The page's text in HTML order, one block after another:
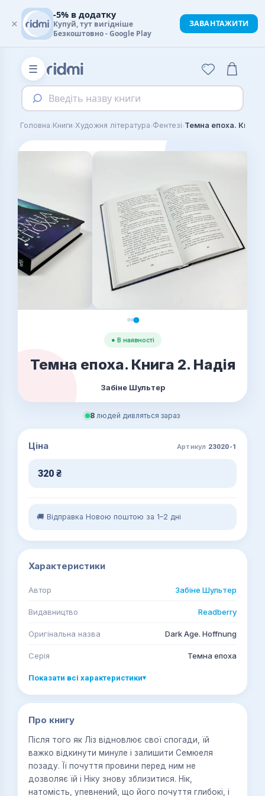
☰
Введіть назву книги
Головна›Книги›Художня література›Фентезі›Темна епоха. Книга
● В наявності
Темна епоха. Книга 2. Надія
Забіне Шультер
8 людей дивляться зараз
Ціна Артикул 23020-1
320 ₴
🚚 Відправка Новою поштою за 1–2 дні
Характеристики
Автор Забіне Шультер
Видавництво Readberry
Оригінальна назва Dark Age. Hoffnung
Серія Темна епоха
Показати всі характеристики▾
Про книгу
Після того як Ліз відновлює свої спогади, їй
важко відкинути минуле і залишити Семюеля
позаду. Її почуття провини перед ним не
дозволяє їй і Ніку знову зблизитися. Нік,
натомість, упевнений, що його почуття глибокі, і
×
-5% в додатку
Купуй, тут вигідніше
Безкоштовно - Google Play
ЗАВАНТАЖИТИ